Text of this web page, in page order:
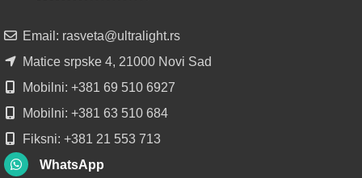
POGLEDAJ
Email: rasveta@ultralight.rs
Matice srpske 4, 21000 Novi Sad
Mobilni: +381 69 510 6927
Mobilni: +381 63 510 684
Fiksni: +381 21 553 713
WhatsApp